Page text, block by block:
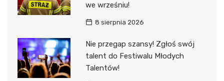
we wrześniu!
8 sierpnia 2026
Nie przegap szansy! Zgłoś swój
talent do Festiwalu Młodych
Talentów!